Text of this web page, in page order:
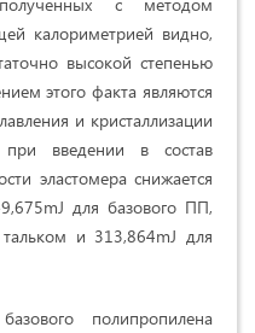
калориметрией видно,
высокой степенью
этого факта являются
и кристаллизации
введении в состав
эластомера снижается
для базового ПП,
и 313,864mJ для
полипропилена